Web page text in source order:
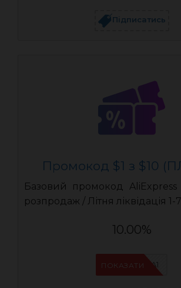
Підписатись
Промокод $1 з $10
Базовий промокод
розпродаж / Літня ліквідація
10.00%
IFSCDUA1
ПОКАЗАТИ